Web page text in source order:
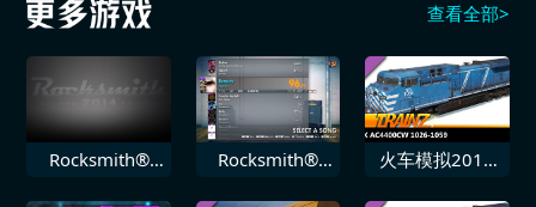
查看全部>
Rocksmith®
Rocksmith®
火车模拟2019